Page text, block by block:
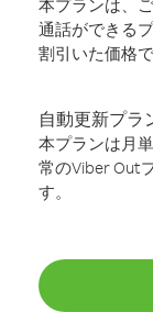
本プランは、
通話ができる
割引いた価格
自動更新プラ
本プランは月
常のViber Out
す。